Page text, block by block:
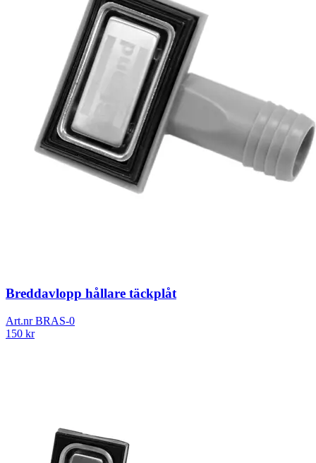
Breddavlopp hållare täckplåt
Art.nrBRAS-0
150 kr